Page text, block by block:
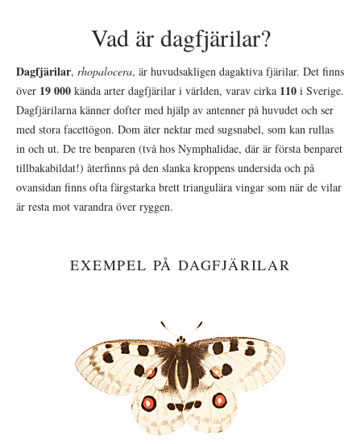
Vad är dagfjärilar?
Dagfjärilar, rhopalocera, är huvudsakligen dagaktiva fjärilar. Det finns
över 19 000 kända arter dagfjärilar i världen, varav cirka 110 i Sverige.
Dagfjärilarna känner dofter med hjälp av antenner på huvudet och ser
med stora facettögon. Dom äter nektar med sugsnabel, som kan rullas
in och ut. De tre benparen (två hos Nymphalidae, där är första benparet
tillbakabildat!) återfinns på den slanka kroppens undersida och på
ovansidan finns ofta färgstarka brett triangulära vingar som när de vilar
är resta mot varandra över ryggen.
EXEMPEL PÅ DAGFJÄRILAR